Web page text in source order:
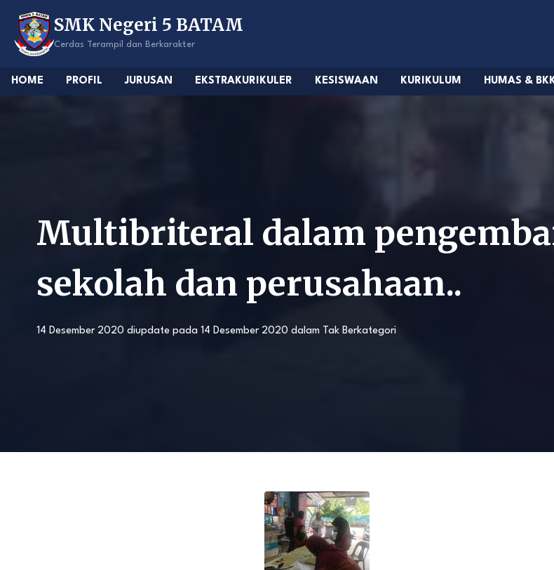
content
SMK Negeri 5 BATAM
Cerdas Terampil dan Berkarakter
HOME PROFIL JURUSAN EKSTRAKURIKULER KESISWAAN KURIKULUM HUMAS &
Multibriteral dalam
sekolah dan perusahaan..
14 Desember 2020 diupdate pada 14 Desember 2020 dalam Tak Berkategori